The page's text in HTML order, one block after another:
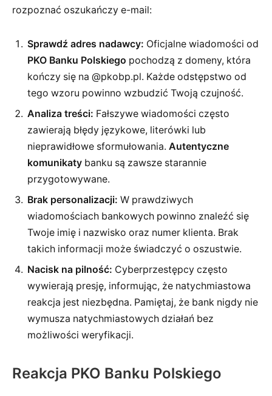
rozpoznać oszukańczy e-mail:
Sprawdź adres nadawcy: Oficjalne wiadomości od
PKO Banku Polskiego pochodzą z domeny, która
kończy się na @pkobp.pl. Każde odstępstwo od
tego wzoru powinno wzbudzić Twoją czujność.
Analiza treści: Fałszywe wiadomości często
zawierają błędy językowe, literówki lub
nieprawidłowe sformułowania. Autentyczne
komunikaty banku są zawsze starannie
przygotowywane.
Brak personalizacji: W prawdziwych
wiadomościach bankowych powinno znaleźć się
Twoje imię i nazwisko oraz numer klienta. Brak
takich informacji może świadczyć o oszustwie.
Nacisk na pilność: Cyberprzestępcy często
wywierają presję, informując, że natychmiastowa
reakcja jest niezbędna. Pamiętaj, że bank nigdy nie
wymusza natychmiastowych działań bez
możliwości weryfikacji.
Reakcja PKO Banku Polskiego